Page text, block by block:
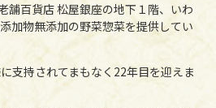
舗百貨店 松屋銀座の地下１階、いわ
加物無添加の野菜惣菜を提供してい
支持されてまもなく22年目を迎えま